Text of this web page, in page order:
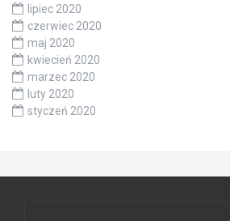
lipiec 2020
czerwiec 2020
maj 2020
kwiecień 2020
marzec 2020
luty 2020
styczeń 2020